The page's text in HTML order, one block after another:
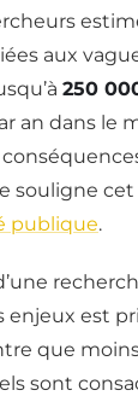
aux
250
an dans le
souligne
publique.
enjeux est
que
sont